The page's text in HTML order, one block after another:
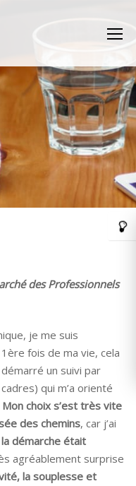
des Professionnels
je me suis
fois de ma vie, cela
démarré un suivi par
qui m’a orienté
Mon choix s’est très vite
des chemins, car j’ai
démarche était
agréablement surprise
la souplesse et